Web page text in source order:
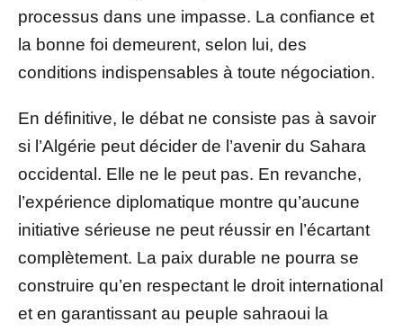
processus dans une impasse. La confiance et
la bonne foi demeurent, selon lui, des
conditions indispensables à toute négociation.
En définitive, le débat ne consiste pas à savoir
si l’Algérie peut décider de l’avenir du Sahara
occidental. Elle ne le peut pas. En revanche,
l’expérience diplomatique montre qu’aucune
initiative sérieuse ne peut réussir en l’écartant
complètement. La paix durable ne pourra se
construire qu’en respectant le droit international
et en garantissant au peuple sahraoui la